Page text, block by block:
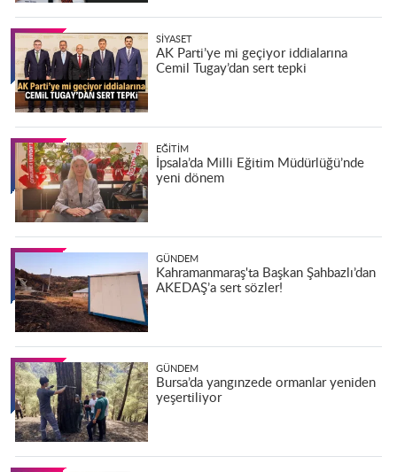
SIYASET
AK Parti’ye mi geçiyor iddialarına
Cemil Tugay’dan sert tepki
EĞITIM
İpsala’da Milli Eğitim Müdürlüğü’nde
yeni dönem
GÜNDEM
Kahramanmaraş'ta Başkan Şahbazlı’dan
AKEDAŞ’a sert sözler!
GÜNDEM
Bursa’da yangınzede ormanlar yeniden
yeşertiliyor